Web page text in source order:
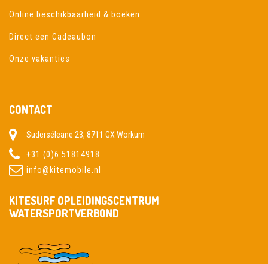
Online beschikbaarheid & boeken
Direct een Cadeaubon
Onze vakanties
CONTACT
Suderséleane 23, 8711 GX Workum
+31 (0)6 51814918
info@kitemobile.nl
KITESURF OPLEIDINGSCENTRUM
WATERSPORTVERBOND